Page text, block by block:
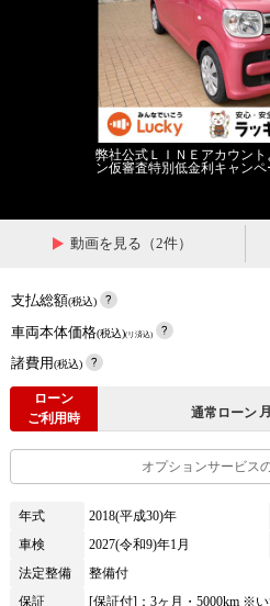
弊社公式ＬＩＮＥアカウン
ン仮審査特別低金利キャン
動画を見る（2件）
支払総額(税込)
車両本体価格(税込)(リ済込)
諸費用(税込)
ローン
ご利用時
通常ローン
オプションサービス
年式 2018(平成30)年
車検
2027(令和9)年1月
法定整備
整備付
保証
[保証付]：3ヶ月・5000km ※